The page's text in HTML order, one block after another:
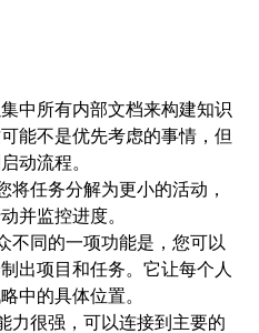
中所有内部文档来构建知识
能不是优先考虑的事情，但
动流程。
任务分解为更小的活动，
并监控进度。
不同的一项功能是，您可以
出项目和任务。它让每个人
中的具体位置。
力很强，可以连接到主要的